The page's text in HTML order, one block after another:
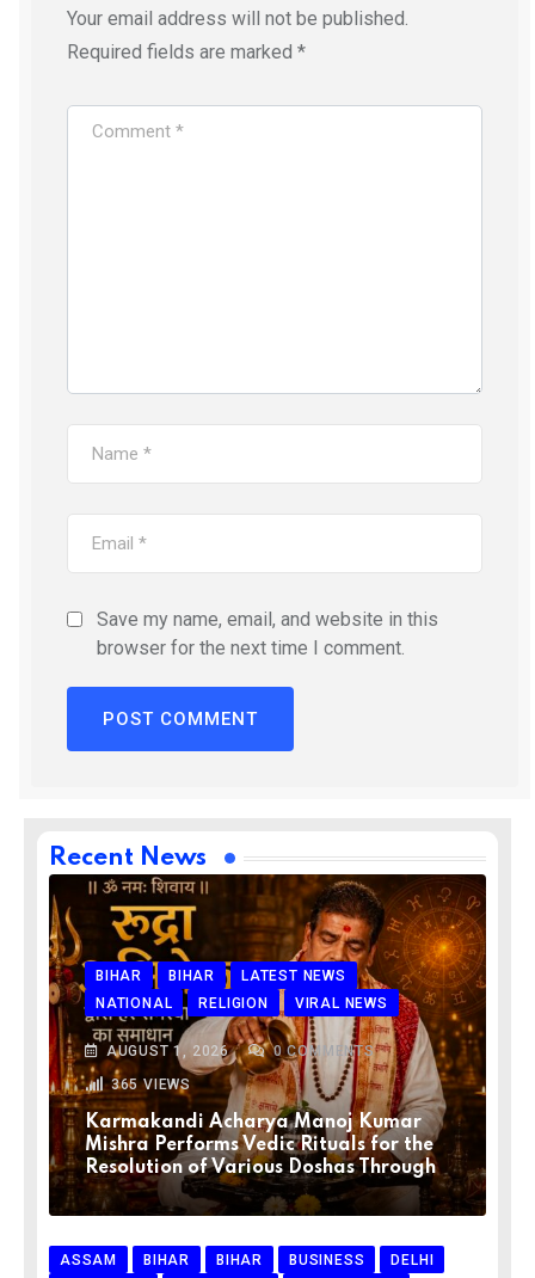
Your email address will not be published.
Required fields are marked *
Save my name, email, and website in this
browser for the next time I comment.
Recent News
BIHAR BIHAR
LATEST NEWS
NATIONAL
RELIGION VIRAL NEWS
AUGUST 1, 2026 0COMMENTS
365VIEWS
Karmakandi Acharya Manoj Kumar
Mishra Performs Vedic Rituals for the
Resolution of Various Doshas Through
ASSAM BIHAR BIHAR BUSINESS
DELHI